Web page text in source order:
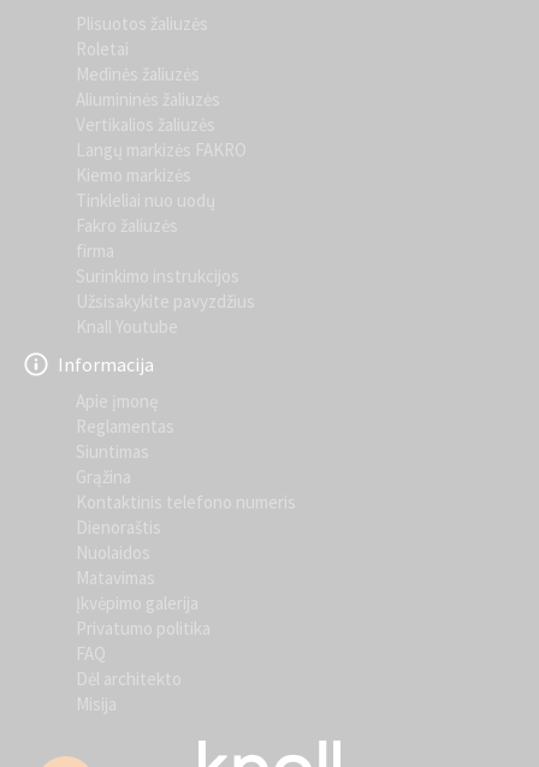
Plisuotos žaliuzės
Roletai
Medinės žaliuzės
Aliumininės žaliuzės
Vertikalios žaliuzės
Langų markizės FAKRO
Kiemo markizės
Tinkleliai nuo uodų
Fakro žaliuzės
firma
Surinkimo instrukcijos
Užsisakykite pavyzdžius
Knall Youtube
Informacija
Apie įmonę
Reglamentas
Siuntimas
Grąžina
Kontaktinis telefono numeris
Dienoraštis
Nuolaidos
Matavimas
Įkvėpimo galerija
Privatumo politika
FAQ
Dėl architekto
Misija